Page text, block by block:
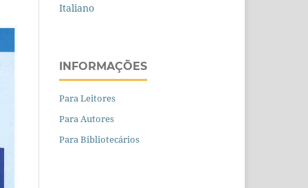
Italiano
INFORMAÇÕES
Para Leitores
Para Autores
Para Bibliotecários